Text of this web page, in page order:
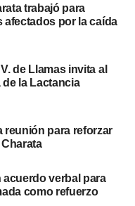
trabajó para
afectados por la caída
de Llamas invita al
de la Lactancia
reunión para reforzar
acuerdo verbal para
como refuerzo